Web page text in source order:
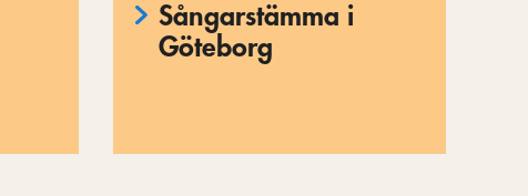
Sångarstämma i
Göteborg